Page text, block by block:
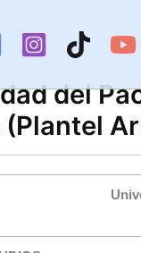
del
(Plantel